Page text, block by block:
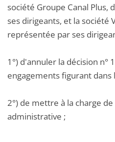
société Groupe Canal Plus,
ses dirigeants, et la société
représentée par ses
1°) d'annuler la décision
engagements figurant dans
2°) de mettre à la charge
administrative ;